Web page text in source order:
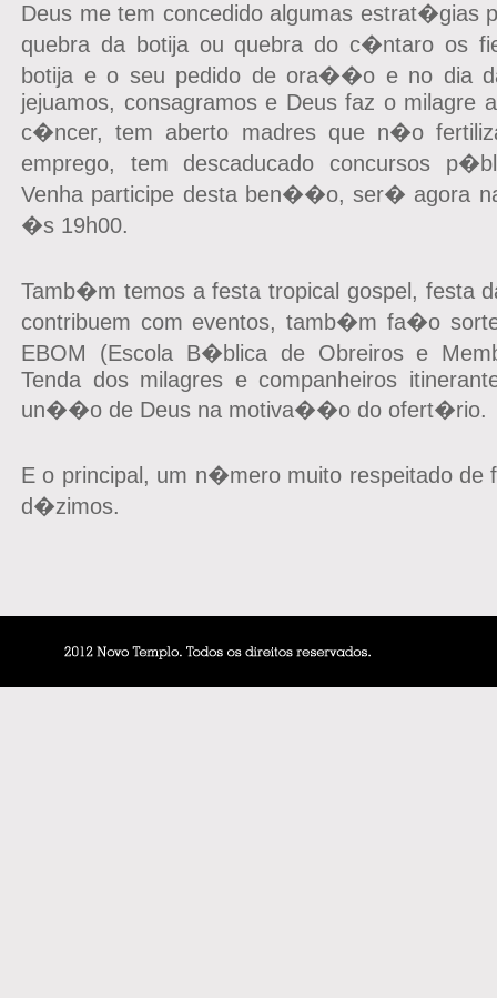
Deus me tem concedido algumas estrat�gias
quebra da botija ou quebra do c�ntaro os
botija e o seu pedido de ora��o e no dia
jejuamos, consagramos e Deus faz o milagre
c�ncer, tem aberto madres que n�o
emprego, tem descaducado concursos
Venha participe desta ben��o, ser� agora
�s 19h00.
Tamb�m temos a festa tropical gospel, festa
contribuem com eventos, tamb�m fa�o
EBOM (Escola B�blica de Obreiros e
Tenda dos milagres e companheiros
un��o de Deus na motiva��o do ofert�rio.
E o principal, um n�mero muito respeitado
d�zimos.